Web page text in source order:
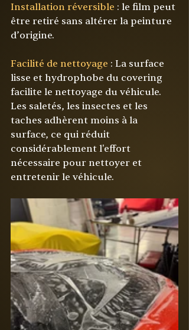
Installation réversible : le film peut
être retiré sans altérer la peinture
d’origine.
Facilité de nettoyage : La surface
lisse et hydrophobe du covering
facilite le nettoyage du véhicule.
Les saletés, les insectes et les
taches adhèrent moins à la
surface, ce qui réduit
considérablement l'effort
nécessaire pour nettoyer et
entretenir le véhicule.